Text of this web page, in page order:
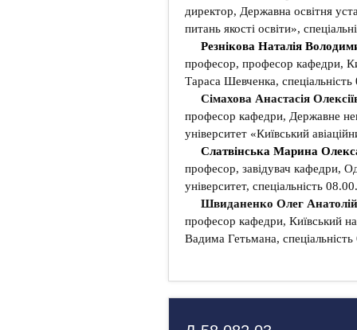
директор, Державна освітня
питань якості освіти»,
Резнікова Наталія
професор, професор кафедри,
Тараса Шевченка,
Сімахова Анастасія
професор кафедри, Державне
університет «Київський
Слатвінська Марина
професор, завідувач кафедри,
університет, спеціальність
Швиданенко Олег
професор кафедри, Київський
Вадима Гетьмана,